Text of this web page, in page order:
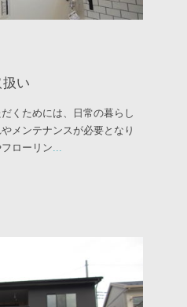
い
くためには、日常の暮らし
メンテナンスが必要となり
ローリン...